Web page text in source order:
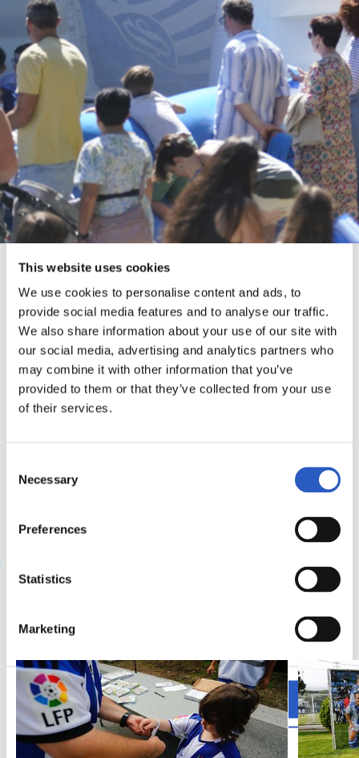
Consent Details About
This website uses cookies
We use cookies to personalise content and ads, to
provide social media features and to analyse our traffic.
We also share information about your use of our site with
our social media, advertising and analytics partners who
may combine it with other information that you’ve
provided to them or that they’ve collected from your use
of their services.
Selection
Necessary
Preferences
Statistics
Marketing
Allow all
Allow selection
Deporte, diversión y solidaridad. Son los tres elementos
esenciales de esta fiesta que el segundo domingo del mes de
junio de cada año reúne en Anoeta a miles de personas.
Deporte, talleres, espectáculos, payasos, asociaciones y